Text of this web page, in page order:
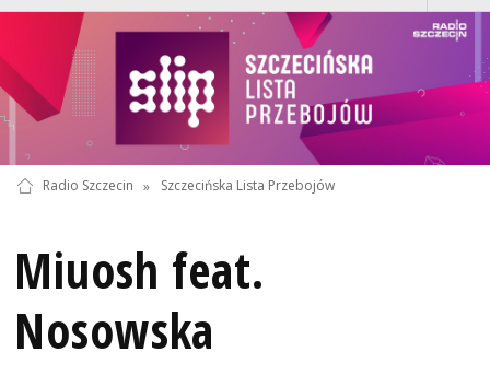
Radio Szczecin » Szczecińska Lista Przebojów
Miuosh feat.
Nosowska